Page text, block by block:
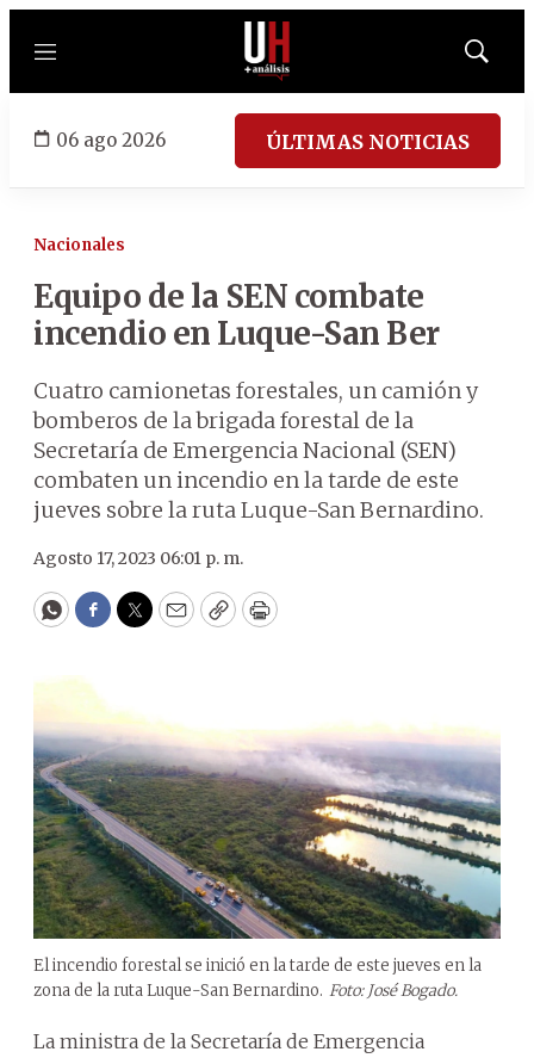
Menú
Mostrar
06 ago 2026 ÚLTIMAS NOTICIAS
Nacionales
Equipo de la SEN combate
incendio en Luque-San Ber
Cuatro camionetas forestales, un camión y
bomberos de la brigada forestal de la
Secretaría de Emergencia Nacional (SEN)
combaten un incendio en la tarde de este
jueves sobre la ruta Luque-San Bernardino.
Agosto 17, 2023 06:01 p. m.
WhatsApp
Facebook
Twitter
EmailCopyPrint
El incendio forestal se inició en la tarde de este jueves en la
zona de la ruta Luque-San Bernardino. Foto: José Bogado.
La ministra de la Secretaría de Emergencia